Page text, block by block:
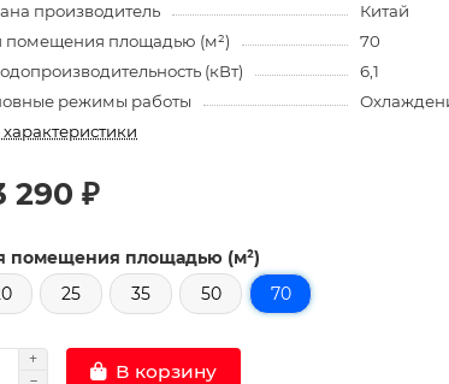
производитель
Китай
помещения площадью (м²)
70
(кВт)
6,1
режимы работы
характеристики
290 ₽
помещения площадью (м²)
25 35 50 70
В корзину